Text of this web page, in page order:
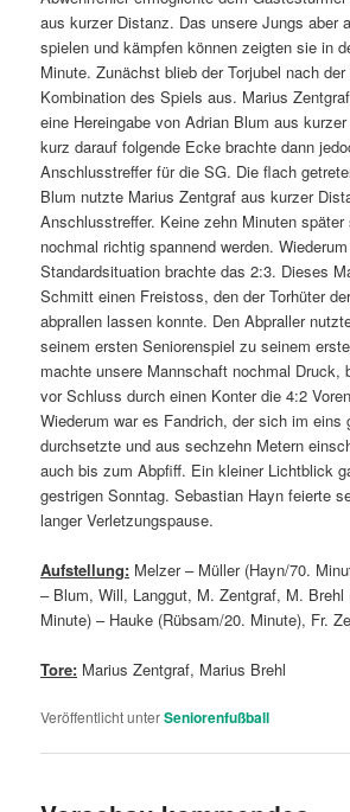
aus kurzer Distanz. Das unsere Jungs aber
spielen und kämpfen können zeigten sie in
Minute. Zunächst blieb der Torjubel nach
Kombination des Spiels aus. Marius
eine Hereingabe von Adrian Blum aus
kurz darauf folgende Ecke brachte dann
Anschlusstreffer für die SG. Die flach
Blum nutzte Marius Zentgraf aus kurzer
Anschlusstreffer. Keine zehn Minuten
nochmal richtig spannend werden.
Standardsituation brachte das 2:3. Dieses
Schmitt einen Freistoss, den der Torhüter
abprallen lassen konnte. Den Abpraller
seinem ersten Seniorenspiel zu seinem
machte unsere Mannschaft nochmal Druck,
vor Schluss durch einen Konter die 4:2
Wiederum war es Fandrich, der sich im eins
durchsetzte und aus sechzehn Metern
auch bis zum Abpfiff. Ein kleiner Lichtblick
gestrigen Sonntag. Sebastian Hayn feierte
langer Verletzungspause.
Aufstellung: Melzer – Müller (Hayn/70.
– Blum, Will, Langgut, M. Zentgraf, M. Brehl
Minute) – Hauke (Rübsam/20. Minute), Fr.
Tore: Marius Zentgraf, Marius Brehl
Veröffentlicht unterSeniorenfußball